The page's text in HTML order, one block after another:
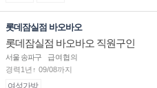
롯데잠실점 바오바오
롯데잠실점 바오바오 직원구인
서울 송파구
급여협의
경력1년↑ 09/08까지
여성가방